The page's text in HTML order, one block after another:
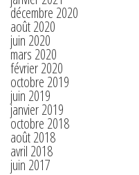
décembre 2020
août 2020
juin 2020
mars 2020
février 2020
octobre 2019
juin 2019
janvier 2019
octobre 2018
août 2018
avril 2018
juin 2017